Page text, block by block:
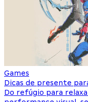
Games
Dicas de presente
Do refúgio para